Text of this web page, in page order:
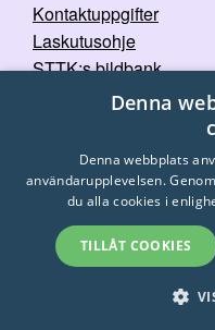
Kontaktuppgifter
Laskutusohje
STTK:s bildbank
Dataskyddspolicy
STTK.
Denna
Denna webbplats
användarupplevelsen.
du alla cookies i
TILLÅT COOKIES